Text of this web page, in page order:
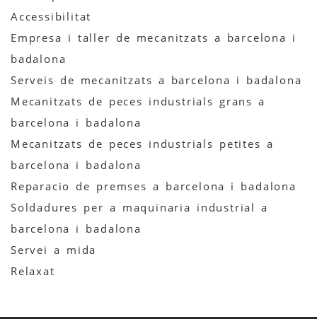
Accessibilitat
Empresa i taller de mecanitzats a barcelona i
badalona
Serveis de mecanitzats a barcelona i badalona
Mecanitzats de peces industrials grans a
barcelona i badalona
Mecanitzats de peces industrials petites a
barcelona i badalona
Reparacio de premses a barcelona i badalona
Soldadures per a maquinaria industrial a
barcelona i badalona
Servei a mida
Relaxat